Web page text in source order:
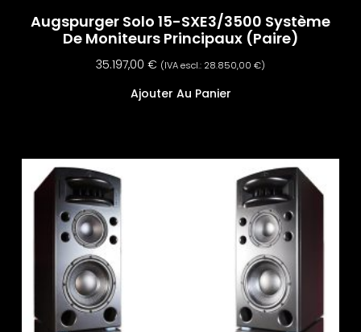
Augspurger Solo 15-SXE3/3500 Système
De Moniteurs Principaux (paire)
35.197,00 € (IVA escl.: 28.850,00 €)
Ajouter Au Panier